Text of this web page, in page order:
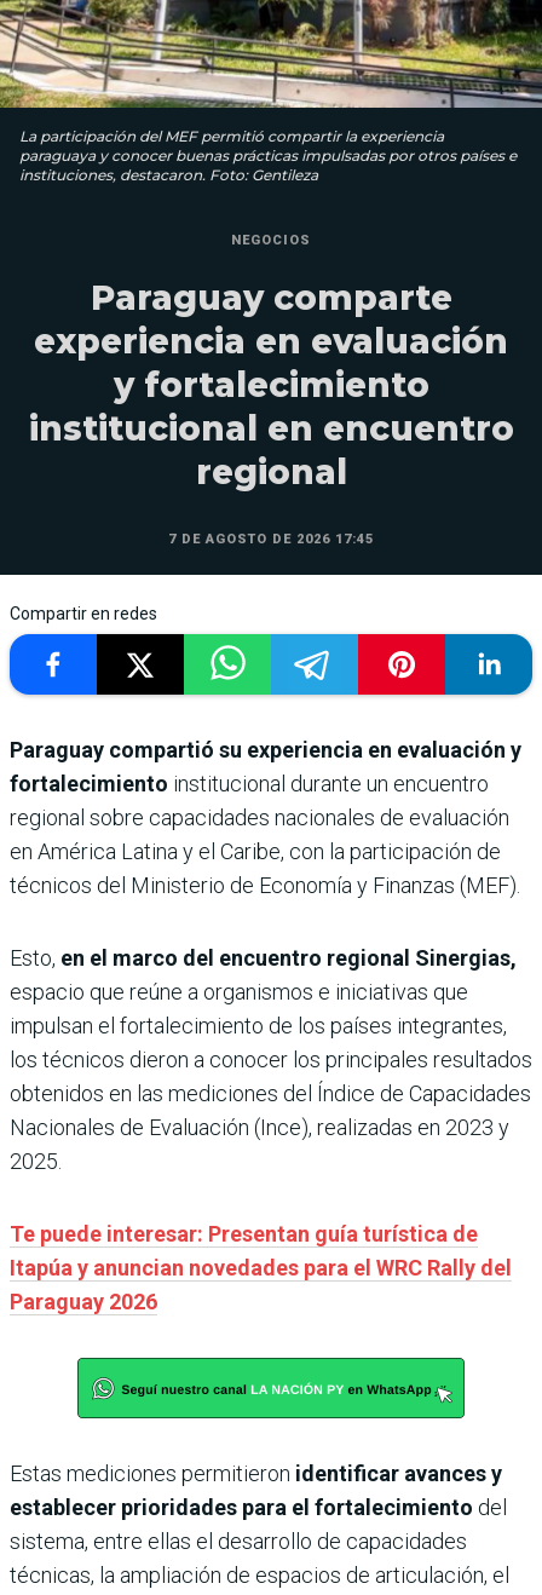
La participación del MEF permitió compartir la experiencia
paraguaya y conocer buenas prácticas impulsadas por otros países e
instituciones, destacaron. Foto: Gentileza
NEGOCIOS
Paraguay comparte
experiencia en evaluación
y fortalecimiento
institucional en encuentro
regional
7 DE AGOSTO DE 2026 17:45
Compartir en redes
Paraguay compartió su experiencia en evaluación y
fortalecimiento institucional durante un encuentro
regional sobre capacidades nacionales de evaluación
en América Latina y el Caribe, con la participación de
técnicos del Ministerio de Economía y Finanzas (MEF).
Esto, en el marco del encuentro regional Sinergias,
espacio que reúne a organismos e iniciativas que
impulsan el fortalecimiento de los países integrantes,
los técnicos dieron a conocer los principales resultados
obtenidos en las mediciones del Índice de Capacidades
Nacionales de Evaluación (Ince), realizadas en 2023 y
2025.
Te puede interesar: Presentan guía turística de
Itapúa y anuncian novedades para el WRC Rally del
Paraguay 2026
Estas mediciones permitieron identificar avances y
establecer prioridades para el fortalecimiento del
sistema, entre ellas el desarrollo de capacidades
técnicas, la ampliación de espacios de articulación, el